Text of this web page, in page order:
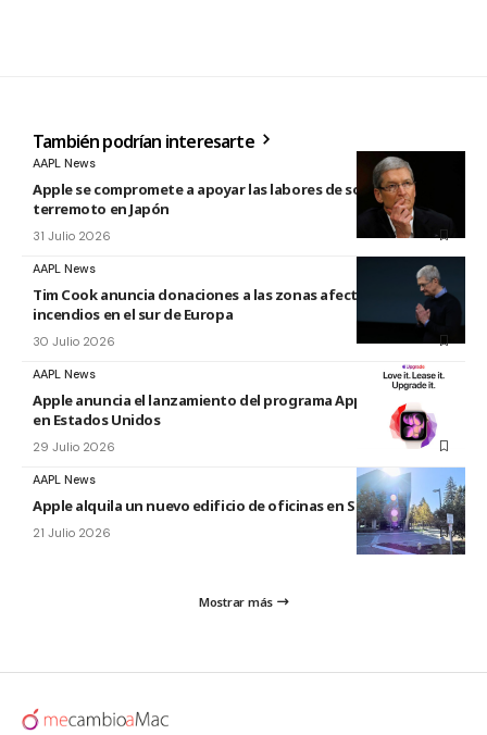
También podrían interesarte
AAPL News
Apple se compromete a apoyar las labores de socorro tras el
terremoto en Japón
31 Julio 2026
AAPL News
Tim Cook anuncia donaciones a las zonas afectadas por los
incendios en el sur de Europa
30 Julio 2026
AAPL News
Apple anuncia el lanzamiento del programa Apple Upgrade
en Estados Unidos
29 Julio 2026
AAPL News
Apple alquila un nuevo edificio de oficinas en Sunnyvale
21 Julio 2026
Mostrar más